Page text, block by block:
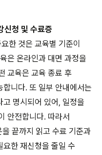
신청 및 수료증
한 것은 교육별 기준이
은 온라인과 대면 과정을
교육은 교육 종료 후
니다. 또 일부 안내에서는
명시되어 있어, 일정을
안전합니다. 따라서
끝까지 읽고 수료 기준과
한 재신청을 줄일 수